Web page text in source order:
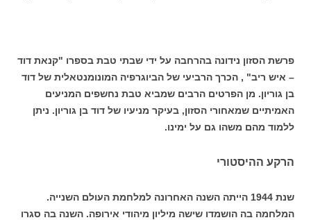
פרשת הסזון נידונה בהרחבה על ידי שבתי טבת בספרו "קנאת דוד
– איש ריב" , הכרך הרביעי של הביוגרפיה המונומנטאלית של דוד
בן גוריון. מן הפרטים הרבים שמביא טבת נחשפים המניעים
האמיתיים שמאחורי הסזון, בעיקר מניעיו של דוד בן גוריון. ניתן
ללמוד מהם משהו גם על ימינו.
הרקע ההיסטורי
שנת 1944 הייתה השנה האחרונה למלחמת העולם השנייה.
המלחמה בה הושמדו שישה מיליון מיהודי אירופה. השנה בה סגרו